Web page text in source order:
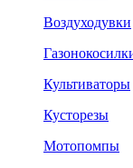
Воздуходувки
Культиваторы
Кусторезы
Мотопомпы